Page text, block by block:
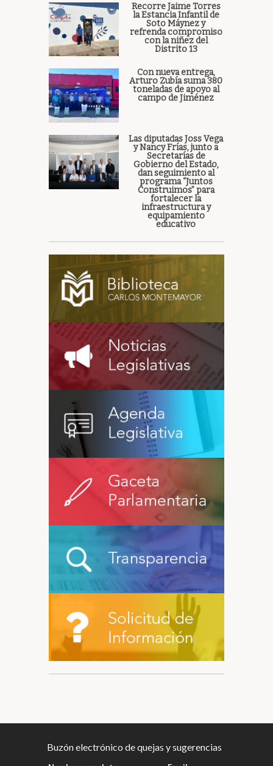
Recorre Jaime Torres
la Estancia Infantil de
Soto Máynez y
refrenda compromiso
con la niñez del
Distrito 13
Con nueva entrega,
Arturo Zubía suma 380
toneladas de apoyo al
campo de Jiménez
Las diputadas Joss Vega
y Nancy Frías, junto a
Secretarías de
Gobierno del Estado,
dan seguimiento al
programa “Juntos
Construimos” para
fortalecer la
infraestructura y
equipamiento
educativo
Buzón electrónico de quejas y sugerencias